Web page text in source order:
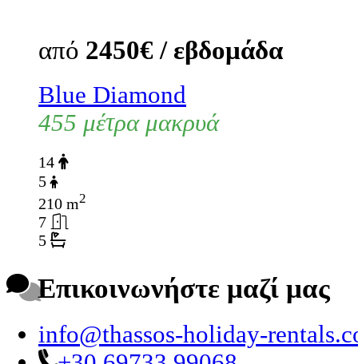
από 2450€ / εβδομάδα
Blue Diamond
455 μέτρα μακρυά
14
5
210 m2
7
5
Επικοινωνήστε μαζί μας
info@thassos-holiday-